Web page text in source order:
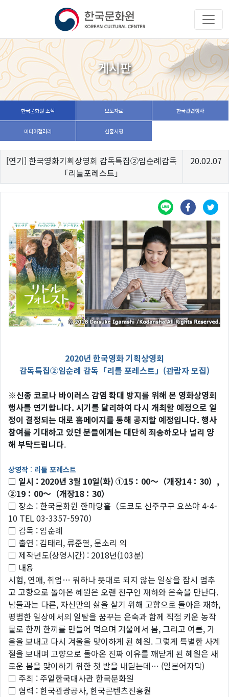
게시판
한국문화원 소식 보도자료 한국관련행사
미디어갤러리 한줄서평
[연기] 한국영화기획상영회 감독특집②임순례감독
「리틀포레스트」
20.02.07
2020년 한국영화 기획상영회
감독특집②임순례 감독「리틀 포레스트」(관람자 모집)
※신종 코로나 바이러스 감염 확대 방지를 위해 본 영화상영회
행사를 연기합니다. 시기를 달리하여 다시 개최할 예정으로 일
정이 결정되는 대로 홈페이지를 통해 공지할 예정입니다. 행사
참여를 기대하고 있던 분들에게는 대단히 죄송하오나 널리 양
해 부탁드립니다.
상영작 : 리틀 포레스트
□ 일시 : 2020년 3월 10일(화) ①15：00～（개장14：30）,
②19：00～（개장18：30）
□ 장소 : 한국문화원 한마당홀（도쿄도 신주쿠구 요쓰야 4-4-
10 TEL 03-3357-5970）
□ 감독 : 임순례
□ 출연 : 김태리, 류준열, 문소리 외
□ 제작년도(상영시간) : 2018년(103분)
□ 내용
시험, 연애, 취업… 뭐하나 뜻대로 되지 않는 일상을 잠시 멈추
고 고향으로 돌아온 혜원은 오랜 친구인 재하와 은숙을 만난다.
남들과는 다른, 자신만의 삶을 살기 위해 고향으로 돌아온 재하,
평범한 일상에서의 일탈을 꿈꾸는 은숙과 함께 직접 키운 농작
물로 한끼 한끼를 만들어 먹으며 겨울에서 봄, 그리고 여름, 가
을을 보내고 다시 겨울을 맞이하게 된 혜원. 그렇게 특별한 사계
절을 보내며 고향으로 돌아온 진짜 이유를 깨닫게 된 혜원은 새
로운 봄을 맞이하기 위한 첫 발을 내딛는데… (일본어자막)
□ 주최 : 주일한국대사관 한국문화원
□ 협력 : 한국관광공사, 한국콘텐츠진흥원